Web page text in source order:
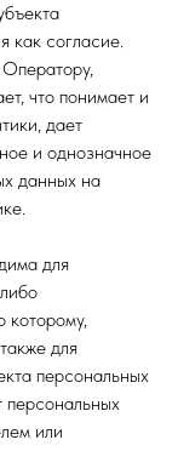
как согласие.
что понимает и
дает
и однозначное
данных на
для
которому,
для
персональных
персональных
или